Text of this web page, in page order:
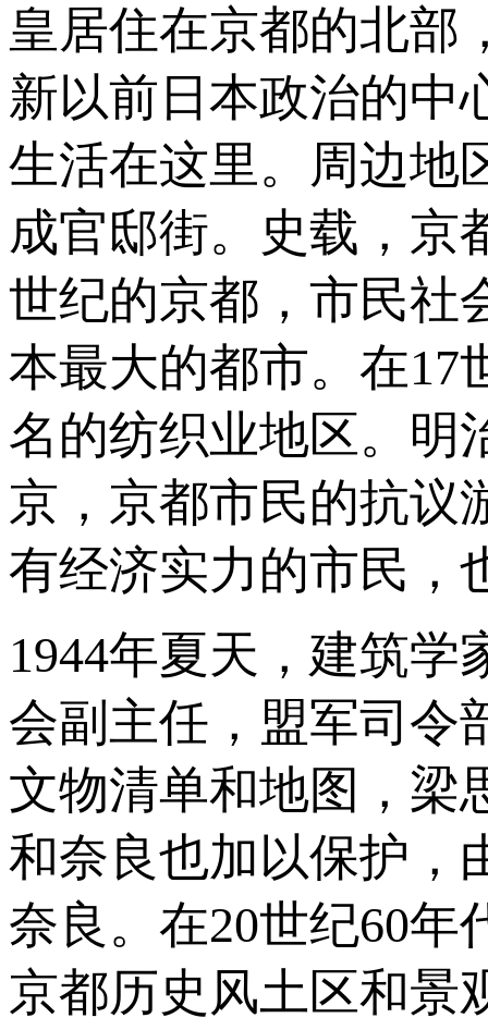
皇居住在京都的北部
新以前日本政治的中
生活在这里。周边地
成官邸街。史载，京
世纪的京都，市民社
本最大的都市。在17
名的纺织业地区。明
京，京都市民的抗议
有经济实力的市民，
1944年夏天，建筑
会副主任，盟军司令
文物清单和地图，梁
和奈良也加以保护，
奈良。在20世纪60
京都历史风土区和景